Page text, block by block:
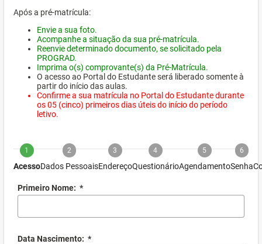
Após a pré-matrícula:
Envie a sua foto.
Acompanhe a situação da sua pré-matrícula.
Reenvie determinado documento, se solicitado pela
PROGRAD.
Imprima o(s) comprovante(s) da Pré-Matrícula.
O acesso ao Portal do Estudante será liberado somente à
partir do início das aulas.
Confirme a sua matrícula no Portal do Estudante durante
os 05 (cinco) primeiros dias úteis do início do período
letivo.
1
Acesso
2
Dados Pessoais
3
Endereço
4
Questionário
5
Agendamento
6
Senha
Primeiro Nome: *
Data Nascimento: *